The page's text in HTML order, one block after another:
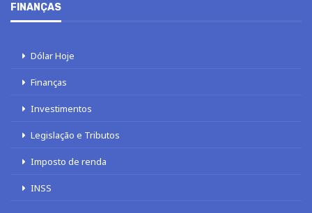
FINANÇAS
Dólar Hoje
Finanças
Investimentos
Legislação e Tributos
Imposto de renda
INSS